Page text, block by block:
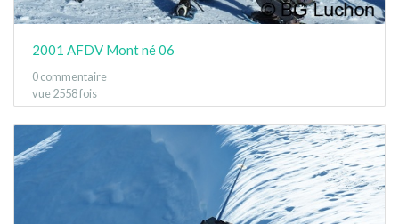
2001 AFDV Mont né 06
0 commentaire
vue 2558 fois